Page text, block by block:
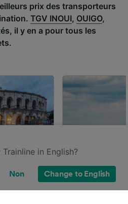
in English?
Non Change to English
prix des transporteurs
TGV INOUI, OUIGO,
il y en a pour tous les
et ses
Weekend